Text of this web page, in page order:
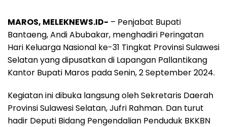
MAROS, MELEKNEWS.ID- – Penjabat Bupati
Bantaeng, Andi Abubakar, menghadiri Peringatan
Hari Keluarga Nasional ke-31 Tingkat Provinsi Sulawesi
Selatan yang dipusatkan di Lapangan Pallantikang
Kantor Bupati Maros pada Senin, 2 September 2024.
Kegiatan ini dibuka langsung oleh Sekretaris Daerah
Provinsi Sulawesi Selatan, Jufri Rahman. Dan turut
hadir Deputi Bidang Pengendalian Penduduk BKKBN